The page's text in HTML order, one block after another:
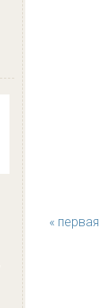
« первая